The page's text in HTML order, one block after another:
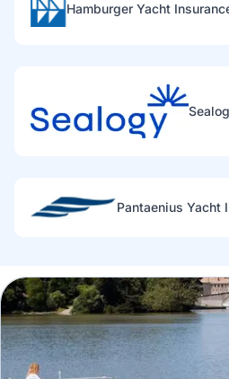
Hamburger Yacht
Pantaenius Yacht